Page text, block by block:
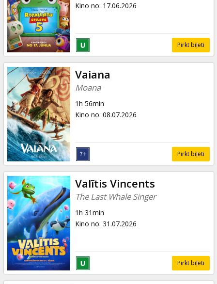
Kino no: 17.06.2026
Pirkt biļeti
Vaiana
Moana
1h 56min
Kino no: 08.07.2026
Pirkt biļeti
Valītis Vincents
The Last Whale Singer
1h 31min
Kino no: 31.07.2026
Pirkt biļeti